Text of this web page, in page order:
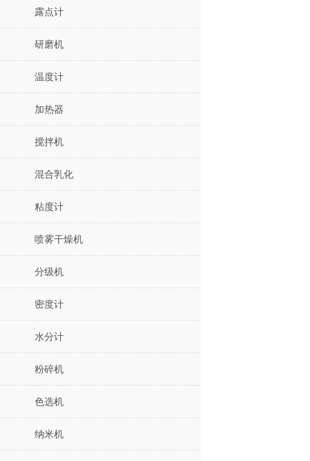
露点计
研磨机
温度计
加热器
搅拌机
混合乳化
粘度计
喷雾干燥机
分级机
密度计
水分计
粉碎机
色选机
纳米机